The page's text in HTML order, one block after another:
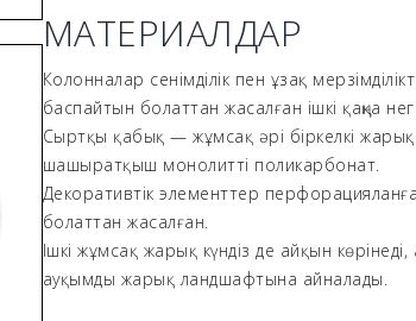
МАТЕРИАЛДАР
Колонналар сенімділік пен ұзақ
баспайтын болаттан жасалған ішкі қаңқа
Сыртқы қабық — жұмсақ әрі біркелкі жарық
шашыратқыш монолитті поликарбонат.
Декоративтік элементтер
болаттан жасалған.
Ішкі жұмсақ жарық күндіз де айқын
ауқымды жарық ландшафтына айналады.